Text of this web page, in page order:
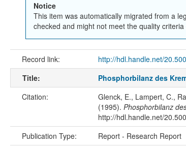
Notice
This item was automatically migrated from a
checked and might not meet the quality
Record link: http://hdl.handle.net/
Title:
Phosphorbilanz des
Citation:
Glenck, E., Lampert, C.,
(1995). Phosphorbilanz
http://hdl.handle.net/
Publication Type: Report - Research Report